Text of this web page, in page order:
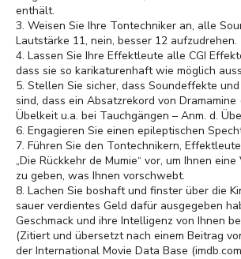
enthält.
3. Weisen Sie Ihre Tontechniker an, alle
Lautstärke 11, nein, besser 12 aufzudrehen.
4. Lassen Sie Ihre Effektleute alle CGI
dass sie so karikaturenhaft wie möglich
5. Stellen Sie sicher, dass Soundeffekte
sind, dass ein Absatzrekord von
Übelkeit u.a. bei Tauchgängen – Anm. d.
6. Engagieren Sie einen epileptischen
7. Führen Sie den Tontechnikern,
„Die Rückkehr de Mumie“ vor, um Ihnen
zu geben, was Ihnen vorschwebt.
8. Lachen Sie boshaft und finster über die
sauer verdientes Geld dafür ausgegeben
Geschmack und ihre Intelligenz von Ihnen
(Zitiert und übersetzt nach einem Beitrag
der International Movie Data Base